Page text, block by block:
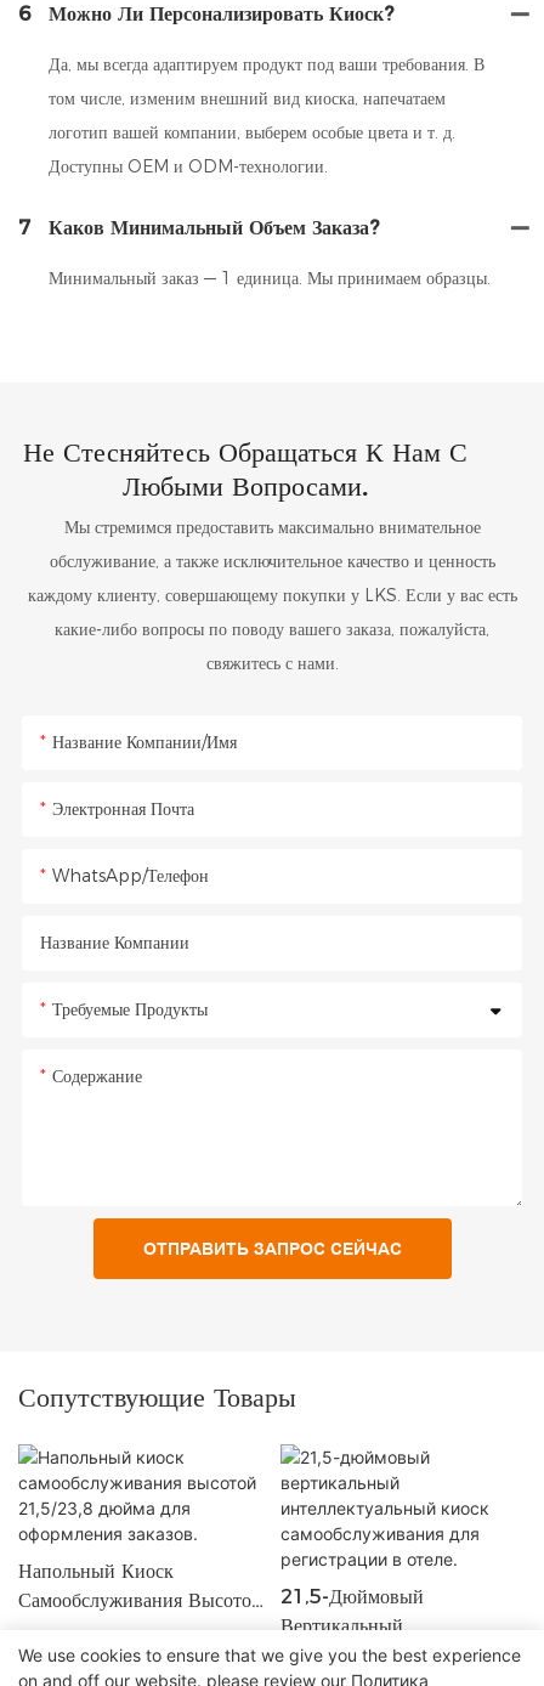
6 Можно Ли Персонализировать Киоск?
Да, мы всегда адаптируем продукт под ваши требования. В
том числе, изменим внешний вид киоска, напечатаем
логотип вашей компании, выберем особые цвета и т. д.
Доступны OEM и ODM-технологии.
7 Каков Минимальный Объем Заказа?
Минимальный заказ — 1 единица. Мы принимаем образцы.
Не Стесняйтесь Обращаться К Нам С
Любыми Вопросами.
Мы стремимся предоставить максимально внимательное
обслуживание, а также исключительное качество и ценность
каждому клиенту, совершающему покупки у LKS. Если у вас есть
какие-либо вопросы по поводу вашего заказа, пожалуйста,
свяжитесь с нами.
Название Компании/Имя
Электронная Почта
WhatsApp/Телефон
Название Компании
Требуемые Продукты
Содержание
ОТПРАВИТЬ ЗАПРОС СЕЙЧАС
Сопутствующие Товары
Напольный Киоск
Самообслуживания Высотой
Оформления Заказов.
21,5-Дюймовый
Вертикальный
Интеллектуальный Киоск
We use cookies to ensure that we give you the best experience
on and off our website. please review our Политика